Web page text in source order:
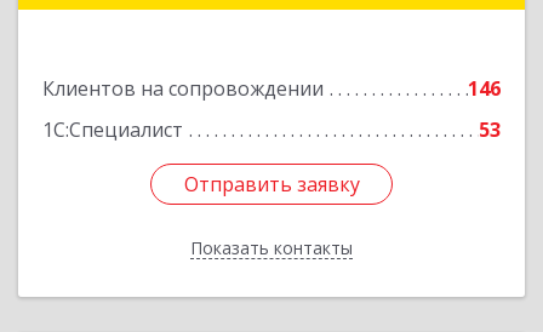
Клиентов на сопровождении
146
1С:Специалист
53
Отправить заявку
Показать контакты
Отправить заявку
Назад